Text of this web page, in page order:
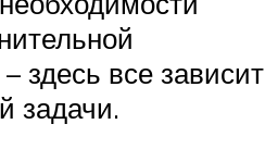
здесь все зависит
задачи.